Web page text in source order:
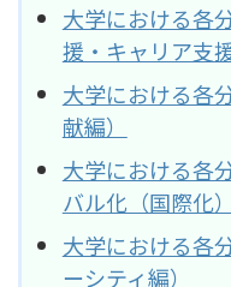
大学における各
援・キャリア支援
大学における各
献編）
大学における各
バル化（国際化）
大学における各
ーシティ編）